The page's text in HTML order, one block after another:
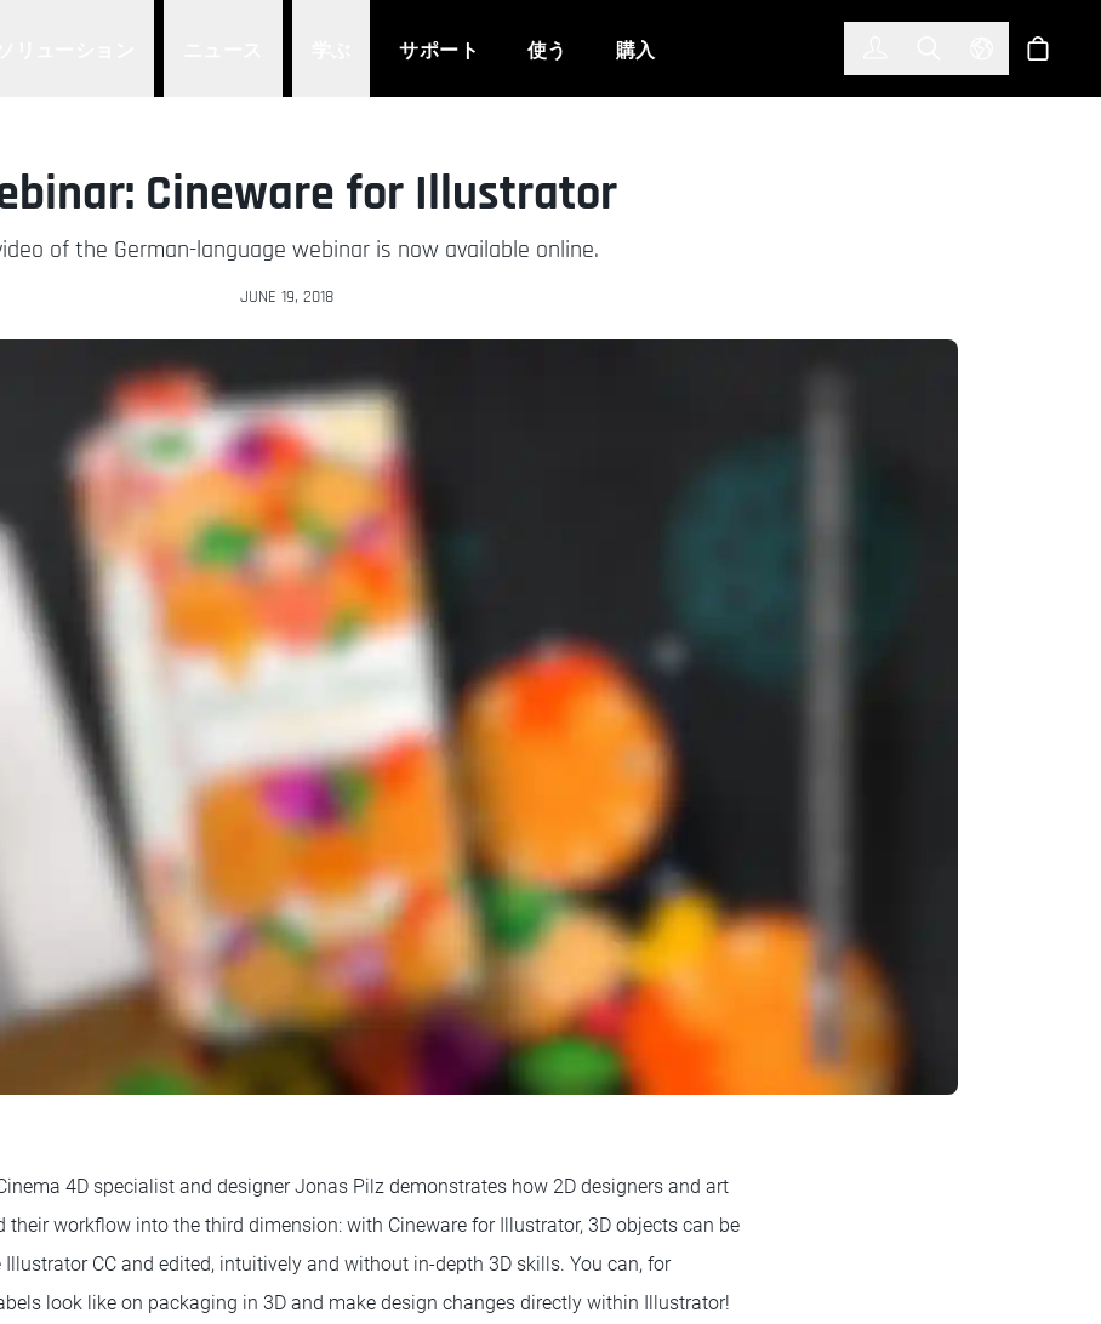
サポート 使う 購入 Toggle Search
Selectショッ
Cineware for Illustrator
of the German-language webinar is now available online.
JUNE 19, 2018
4D specialist and designer Jonas Pilz demonstrates how 2D designers and art
their workflow into the third dimension: with Cineware for Illustrator, 3D objects can be
CC and edited, intuitively and without in-depth 3D skills. You can, for
look like on packaging in 3D and make design changes directly within Illustrator!